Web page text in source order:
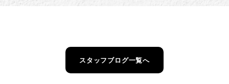
スタッフブログ一覧へ